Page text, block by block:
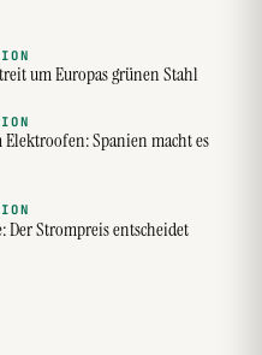
um Europas grünen Stahl
Elektroofen: Spanien macht es
Der Strompreis entscheidet